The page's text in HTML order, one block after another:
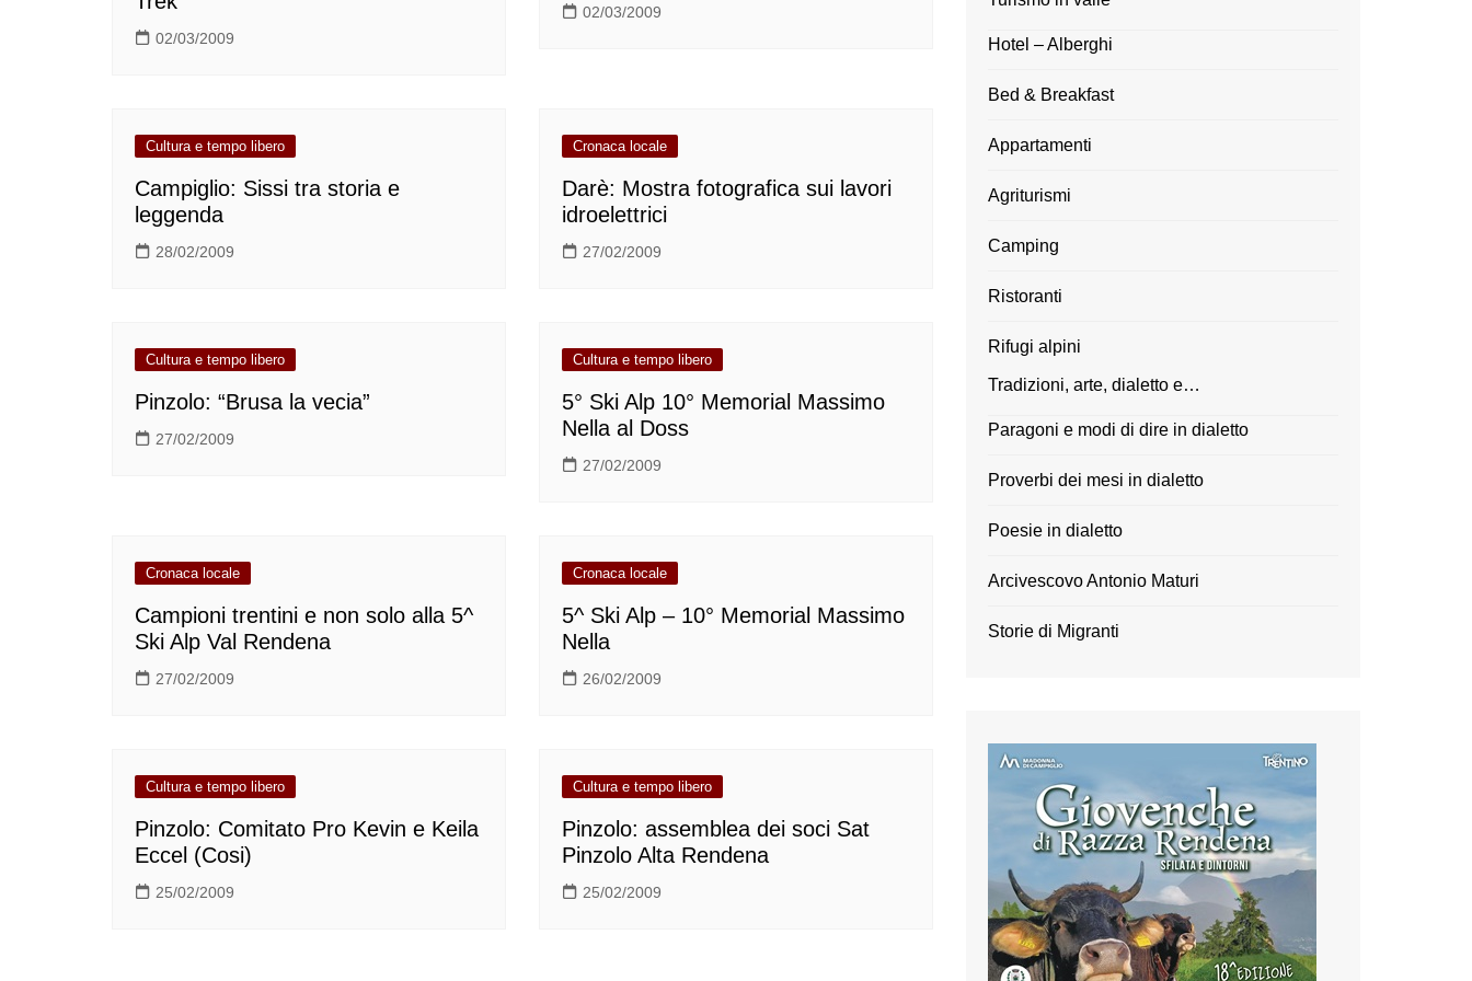
02/03/2009
02/03/2009
Cultura e tempo libero
Campiglio: Sissi tra storia e
leggenda
28/02/2009
Cronaca locale
Darè: Mostra fotografica sui lavori
idroelettrici
27/02/2009
Cultura e tempo libero
Pinzolo: “Brusa la vecia”
27/02/2009
Cultura e tempo libero
5° Ski Alp 10° Memorial Massimo
Nella al Doss
27/02/2009
Cronaca locale
Campioni trentini e non solo alla 5^
Ski Alp Val Rendena
27/02/2009
Cronaca locale
5^ Ski Alp – 10° Memorial Massimo
Nella
26/02/2009
Cultura e tempo libero
Pinzolo: Comitato Pro Kevin e Keila
Eccel (Cosi)
25/02/2009
Cultura e tempo libero
Pinzolo: assemblea dei soci Sat
Pinzolo Alta Rendena
25/02/2009
Hotel – Alberghi
Bed & Breakfast
Appartamenti
Agriturismi
Camping
Ristoranti
Rifugi alpini
Tradizioni, arte, dialetto e…
Paragoni e modi di dire in dialetto
Proverbi dei mesi in dialetto
Poesie in dialetto
Arcivescovo Antonio Maturi
Storie di Migranti